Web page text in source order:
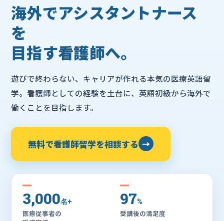
海外でアシスタントナース
を
目指す看護師へ。
遊びで終わらない、キャリアが作れる本気の医療英語留
学。看護師としての経験を土台に、英語初級から海外で
働くことを目指します。
無料で看護師留学を相談する →
3,000名+
医療従事者の
97%
受講後の満足度